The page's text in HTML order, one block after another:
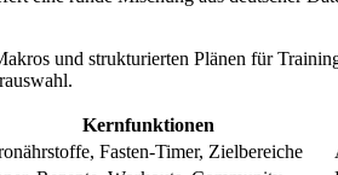
und strukturierten Plänen für
Kernfunktionen
Fasten-Timer, Zielbereiche